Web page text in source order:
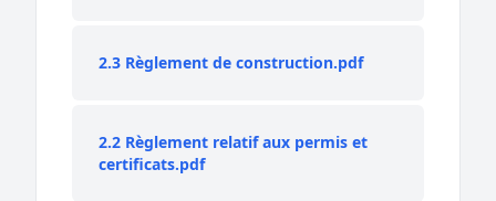
2.3 Règlement de construction.pdf
2.2 Règlement relatif aux permis et
certificats.pdf